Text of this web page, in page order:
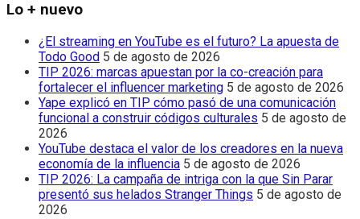
Lo + nuevo
¿El streaming en YouTube es el futuro? La apuesta de
Todo Good 5 de agosto de 2026
TIP 2026: marcas apuestan por la co-creación para
fortalecer el influencer marketing 5 de agosto de 2026
Yape explicó en TIP cómo pasó de una comunicación
funcional a construir códigos culturales 5 de agosto de
2026
YouTube destaca el valor de los creadores en la nueva
economía de la influencia 5 de agosto de 2026
TIP 2026: La campaña de intriga con la que Sin Parar
presentó sus helados Stranger Things 5 de agosto de
2026